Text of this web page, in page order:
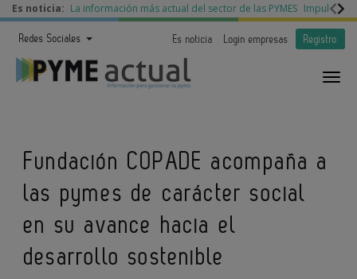
Es noticia: La información más actual del sector de las PYMES Impulso a
Redes Sociales Es noticia Login empresas Registro
Fundación COPADE acompaña a
las pymes de carácter social
en su avance hacia el
desarrollo sostenible